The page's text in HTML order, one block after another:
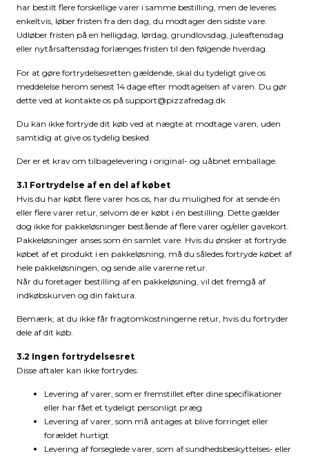
har bestilt flere forskellige varer i samme bestilling, men de leveres
enkeltvis, løber fristen fra den dag, du modtager den sidste vare.
Udløber fristen på en helligdag, lørdag, grundlovsdag, juleaftensdag
eller nytårsaftensdag forlænges fristen til den følgende hverdag.
For at gøre fortrydelsesretten gældende, skal du tydeligt give os
meddelelse herom senest 14 dage efter modtagelsen af varen. Du gør
dette ved at kontakte os påsupport@pizzafredag.dk
Du kan ikke fortryde dit køb ved at nægte at modtage varen, uden
samtidig at give os tydelig besked.
Der er et krav om tilbagelevering i original- og uåbnet emballage.
3.1 Fortrydelse af en del af købet
Hvis du har købt flere varer hos os, har du mulighed for at sende én
eller flere varer retur, selvom de er købt i én bestilling. Dette gælder
dog ikke for pakkeløsninger bestående af flere varer og/eller gavekort.
Pakkeløsninger anses som én samlet vare. Hvis du ønsker at fortryde
købet af et produkt i en pakkeløsning, må du således fortryde købet af
hele pakkeløsningen, og sende alle varerne retur.
Når du foretager bestilling af en pakkeløsning, vil det fremgå af
indkøbskurven og din faktura.
Bemærk, at du ikke får fragtomkostningerne retur, hvis du fortryder
dele af dit køb.
3.2 Ingen fortrydelsesret
Disse aftaler kan ikke fortrydes:
Levering af varer, som er fremstillet efter dine specifikationer
eller har fået et tydeligt personligt præg
Levering af varer, som må antages at blive forringet eller
forældet hurtigt
Levering af forseglede varer, som af sundhedsbeskyttelses- eller